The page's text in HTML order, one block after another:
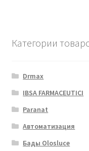
Категории
Drmax
IBSA FARMACEUTICI
Paranat
Автоматизация
Бады Olosluce